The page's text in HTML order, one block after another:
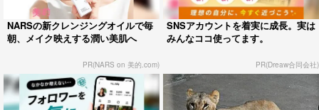
NARSの新クレンジングオイルで毎
朝、メイク映えする潤い美肌へ
PR(NARS on 美的.com)
SNSアカウントを着実に成長。実は
みんなココ使ってます。
PR(Dreaw合同会社)